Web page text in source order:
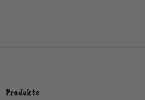
Produkte